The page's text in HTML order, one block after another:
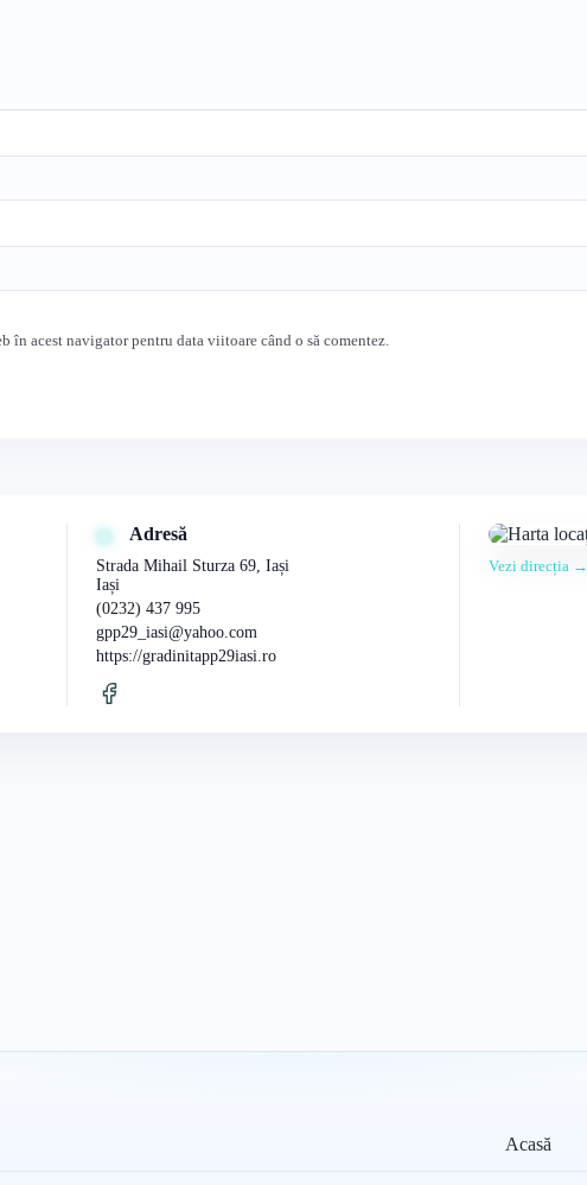
în acest navigator pentru data viitoare când o să comentez.
Adresă
Strada Mihail Sturza 69, Iași
Iași
(0232) 437 995
gpp29_iasi@yahoo.com
https://gradinitapp29iasi.ro
Vezi direcția →
Acasă